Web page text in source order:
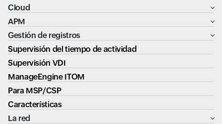
Cloud
APM
Gestión de registros
Supervisión del tiempo de actividad
Supervisión VDI
ManageEngine ITOM
Para MSP/CSP
Características
La red